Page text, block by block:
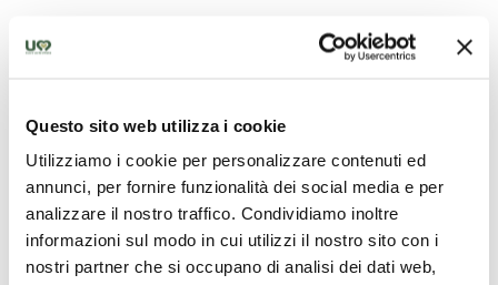
Questo sito web utilizza i cookie
Utilizziamo i cookie per personalizzare contenuti ed
annunci, per fornire funzionalità dei social media e per
analizzare il nostro traffico. Condividiamo inoltre
informazioni sul modo in cui utilizzi il nostro sito con i
nostri partner che si occupano di analisi dei dati web,